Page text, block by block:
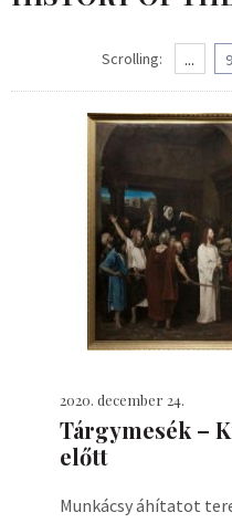
Scrolling: ... 9
2020. december 24.
Tárgymesék –
előtt
Munkácsy áhítatot